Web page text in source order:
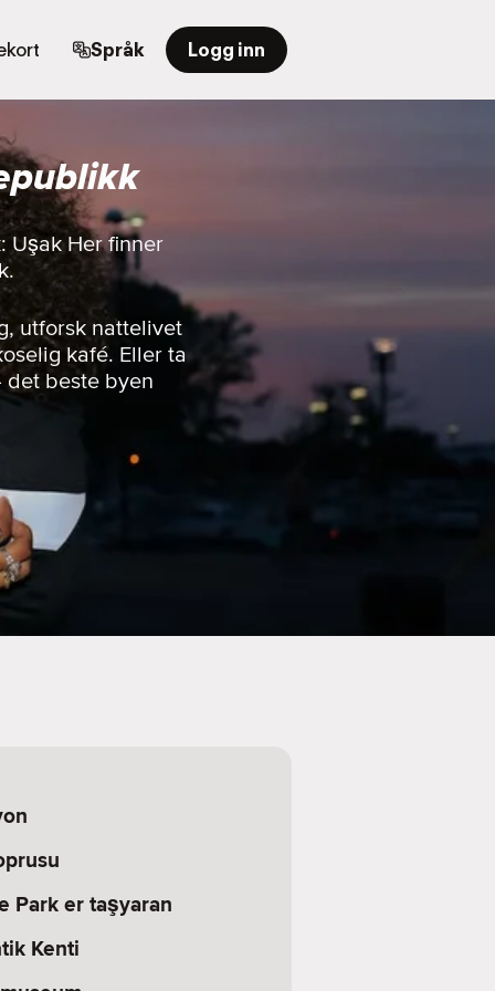
Språk Logg inn
Uşak Her finner
utforsk nattelivet
kafé. Eller ta
beste byen
Park er taşyaran
Kenti